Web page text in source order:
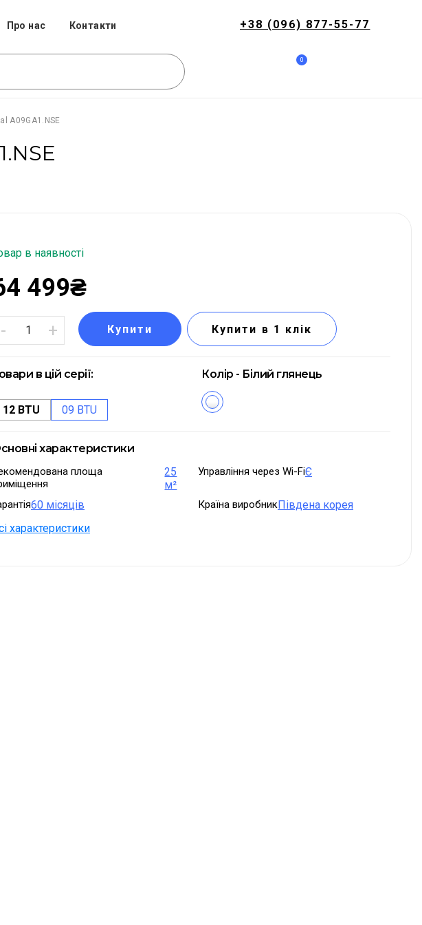
Про нас Контакти +38 (096) 877-55-77
0
A09GA1.NSE
в наявності
499₴
- + Купити Купити в 1 клік
в цій серії:
12 BTU 09 BTU
Колір - Білий глянець
характеристики
площа
25
м²
Управління через Wi-FiЄ
60 місяців Країна виробникПівдена корея
характеристики